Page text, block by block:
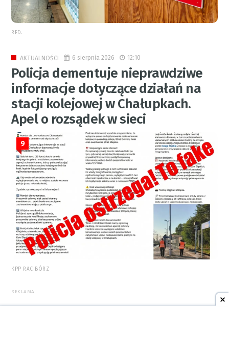
RED.
AKTUALNOŚCI 6 sierpnia 2026 12:10
Policja dementuje nieprawdziwe
informacje dotyczące działań na
stacji kolejowej w Chałupkach.
Apel o rozsądek w sieci
9
KPP RACIBÓRZ
REKLAMA